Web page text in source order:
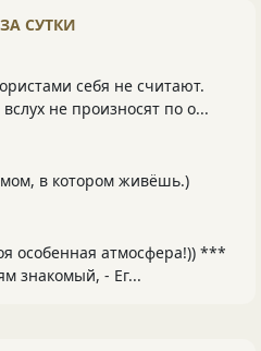
СУТКИ
себя не считают.
не произносят по о...
в котором живёшь.)
особенная атмосфера!)) ***
знакомый, - Ег...